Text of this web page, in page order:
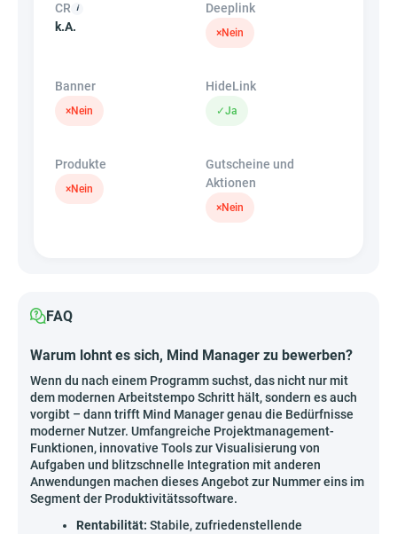
CR
k.A.
Deeplink
×Nein
Banner
×Nein
HideLink
✓Ja
Produkte
×Nein
Gutscheine und
Aktionen
×Nein
FAQ
Warum lohnt es sich, Mind Manager zu bewerben?
Wenn du nach einem Programm suchst, das nicht nur mit
dem modernen Arbeitstempo Schritt hält, sondern es auch
vorgibt – dann trifft Mind Manager genau die Bedürfnisse
moderner Nutzer. Umfangreiche Projektmanagement-
Funktionen, innovative Tools zur Visualisierung von
Aufgaben und blitzschnelle Integration mit anderen
Anwendungen machen dieses Angebot zur Nummer eins im
Segment der Produktivitätssoftware.
Rentabilität: Stabile, zufriedenstellende